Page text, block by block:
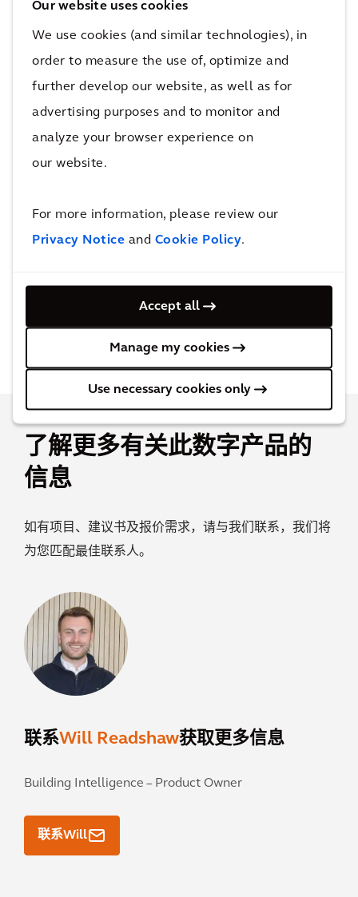
Our website uses cookies
We use cookies (and similar technologies), in
order to measure the use of, optimize and
further develop our website, as well as for
advertising purposes and to monitor and
analyze your browser experience on
our website.
For more information, please review our
Privacy Notice and Cookie Policy.
Accept all
Manage my cookies
Use necessary cookies only
中管理，从而在整个组合中构建建筑性能数据的
基准。
与传统技术部署相比，您可以更快地实现您的建
筑技术愿景和智能建筑优势，从项目启动到上线
了解更多有关此数字产品的
信息
如有项目、建议书及报价需求，请与我们联系，我们将
为您匹配最佳联系人。
联系Will Readshaw获取更多信息
Building Intelligence – Product Owner
联系Will